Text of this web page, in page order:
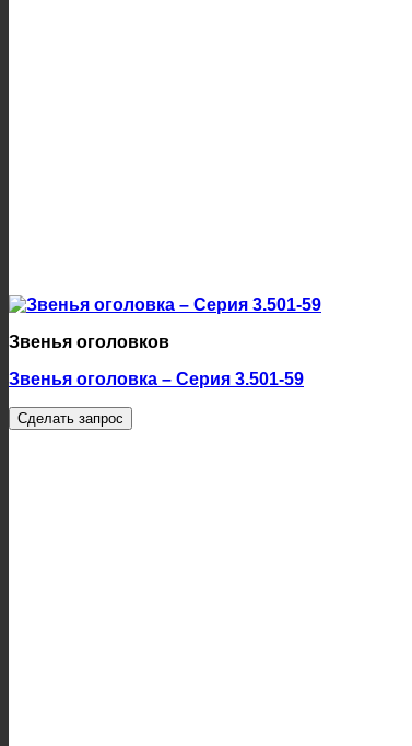
Звенья оголовков
Звенья оголовка – Серия 3.501-59
Сделать запрос